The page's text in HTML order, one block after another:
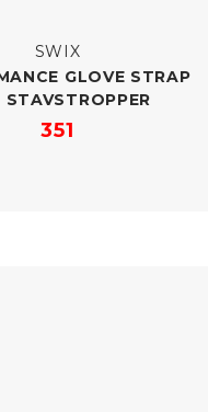
SWIX
GLOVE STRAP
STAVSTROPPER
351